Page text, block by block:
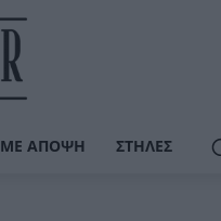
ΜΕ ΆΠΟΨΗ ΣΤΉΛΕΣ